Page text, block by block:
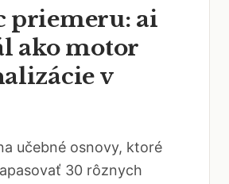
priemeru: ai
ako motor
v
učebné osnovy, ktoré
30 rôznych